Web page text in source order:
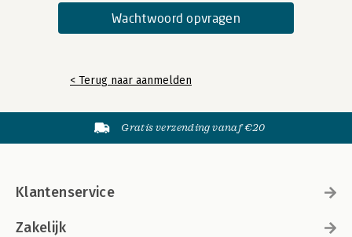
< Terug naar aanmelden
Gratis verzending vanaf €20
Klantenservice
Zakelijk